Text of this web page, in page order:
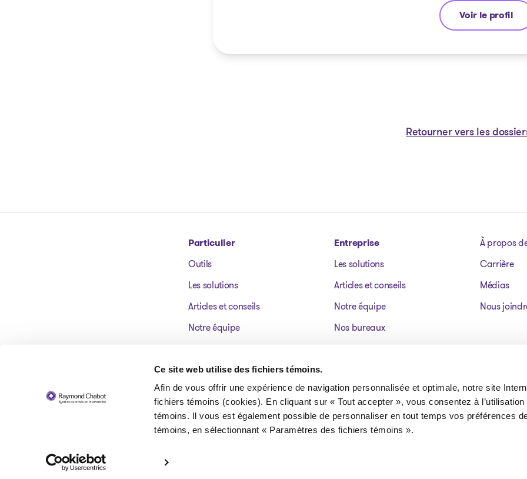
Ce site web utilise des fichiers témoins.
Afin de vous offrir une expérience de navigation personnalisée et optimale, notre site
fichiers témoins (cookies). En cliquant sur « Tout accepter », vous consentez à
témoins. Il vous est également possible de personnaliser en tout temps vos préférences
témoins, en sélectionnant « Paramètres des fichiers témoins ».
Voir le profil
Guyllaume
Retourner vers les
Particulier
Outils
Les solutions
Articles et conseils
Notre équipe
Témoignages
FAQ
Entreprise
Les solutions
Articles et conseils
Notre équipe
Nos bureaux
FAQ
À propos
Carrière
Médias
Nous
© 2026 Raymond Chabot inc. Syndics autorisés en insolvabilité